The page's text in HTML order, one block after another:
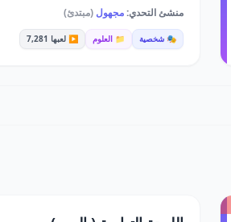
منشئ التحدي:مجهول(مبتدئ)
🎭 شخصية 📁 العلوم ▶️ لعبها 7,281